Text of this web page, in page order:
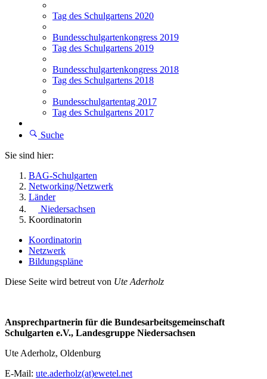
Tag des Schulgartens 2020
Bundesschulgartenkongress 2019
Tag des Schulgartens 2019
Bundesschulgartenkongress 2018
Tag des Schulgartens 2018
Bundesschulgartentag 2017
Tag des Schulgartens 2017
Suche
Sie sind hier:
BAG-Schulgarten
Networking/Netzwerk
Länder
Niedersachsen
Koordinatorin
Koordinatorin
Netzwerk
Bildungspläne
Diese Seite wird betreut von Ute Aderholz
Ansprechpartnerin für die Bundesarbeitsgemeinschaft
Schulgarten e.V., Landesgruppe Niedersachsen
Ute Aderholz, Oldenburg
E-Mail: ute.aderholz(at)ewetel.net